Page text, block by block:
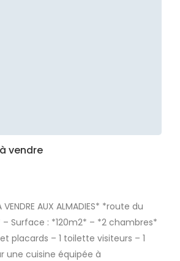
vendre
VENDRE AUX ALMADIES* *route du
– Surface : *120m2* – *2 chambres*
placards – 1 toilette visiteurs – 1
une cuisine équipée à